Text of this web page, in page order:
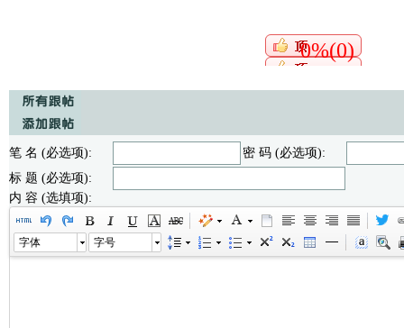
0%(0)
笔 名 (必选项):
密 码 (必选项):
标 题 (必选项):
内 容 (选填项):
字体 字号